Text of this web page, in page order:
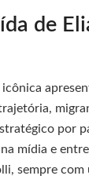
de
por
mídia e
sempre com